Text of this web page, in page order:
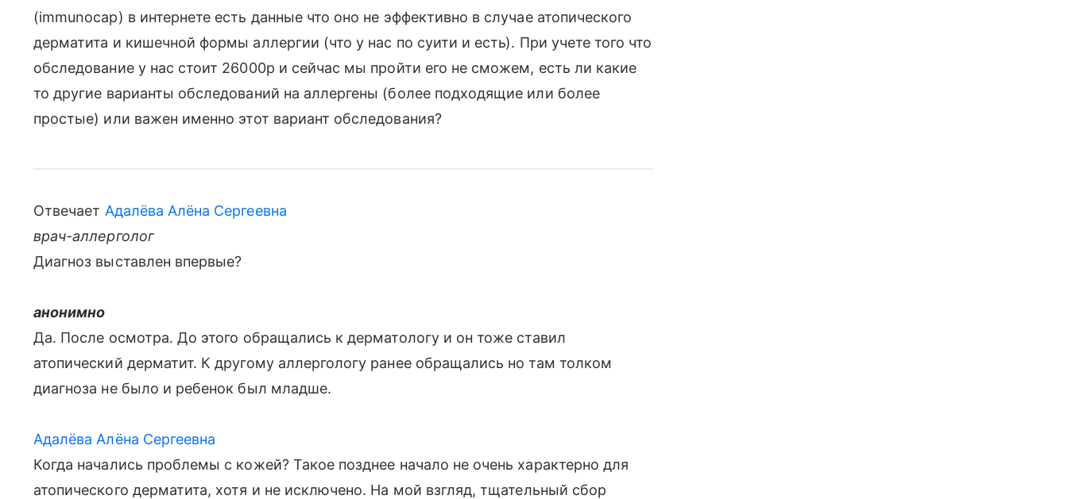
(immunocap) в интернете есть данные что оно не эффективно в случае атопического
дерматита и кишечной формы аллергии (что у нас по суити и есть). При учете того что
обследование у нас стоит 26000р и сейчас мы пройти его не сможем, есть ли какие
то другие варианты обследований на аллергены (более подходящие или более
простые) или важен именно этот вариант обследования?
Отвечает Адалёва Алёна Сергеевна
врач-аллерголог
Диагноз выставлен впервые?
анонимно
Да. После осмотра. До этого обращались к дерматологу и он тоже ставил
атопический дерматит. К другому аллергологу ранее обращались но там толком
диагноза не было и ребенок был младше.
Адалёва Алёна Сергеевна
Когда начались проблемы с кожей? Такое позднее начало не очень характерно для
атопического дерматита, хотя и не исключено. На мой взгляд, тщательный сбор